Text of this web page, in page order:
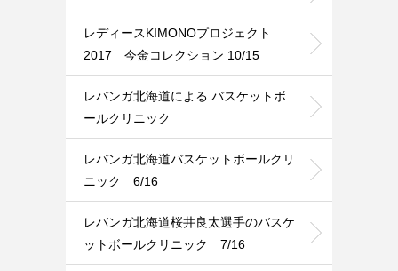
レディースKIMONOプロジェクト
2017 今金コレクション 10/15
レバンガ北海道による バスケットボ
ールクリニック
レバンガ北海道バスケットボールクリ
ニック 6/16
レバンガ北海道桜井良太選手のバスケ
ットボールクリニック 7/16